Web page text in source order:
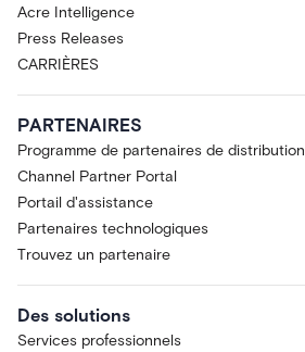
Acre Intelligence
Press Releases
CARRIÈRES
PARTENAIRES
Programme de partenaires de distribution
Channel Partner Portal
Portail d'assistance
Partenaires technologiques
Trouvez un partenaire
Des solutions
Services professionnels